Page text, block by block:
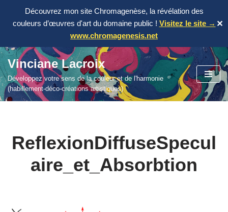
Découvrez mon site Chromagenèse, la révélation des
couleurs d’œuvres d'art du domaine public ! Visitez le site →
www.chromagenesis.net
✕
Aller
au
contenu
Vinciane Lacroix
Développez votre sens de la couleur et de l'harmonie
(habillement-déco-créations artistiques)
ReflexionDiffuseSpecul
aire_et_Absorbtion